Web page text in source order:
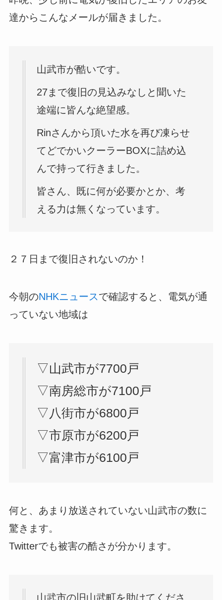
達からこんなメールが届きました。
山武市が酷いです。
27まで復旧の見込みなしと聞いた
途端に皆んな絶望感。
Rinさんから頂いた水を再び凍らせ
てどでかいクーラーBOXに詰め込
んで持って行きました。
皆さん、既に何が必要かとか、考
える力は無くなっています。
２７日まで復旧されないのか！
今朝のNHKニュースで確認すると、電気が通
っていない地域は
▽山武市が7700戸
▽南房総市が7100戸
▽八街市が6800戸
▽市原市が6200戸
▽富津市が6100戸
何と、あまり放送されていない山武市の数に
驚きます。
Twitterでも被害の酷さが分かります。
山武市の旧山武町を助けてくださ